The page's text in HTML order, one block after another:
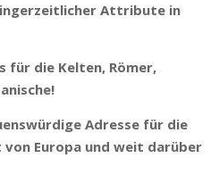
Attribute in
für die Kelten, Römer,
Adresse für die
Europa und weit darüber